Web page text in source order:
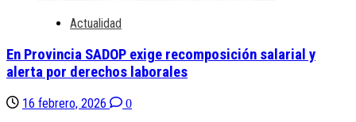
Actualidad
En Provincia SADOP exige recomposición salarial y
alerta por derechos laborales
16 febrero, 2026
0